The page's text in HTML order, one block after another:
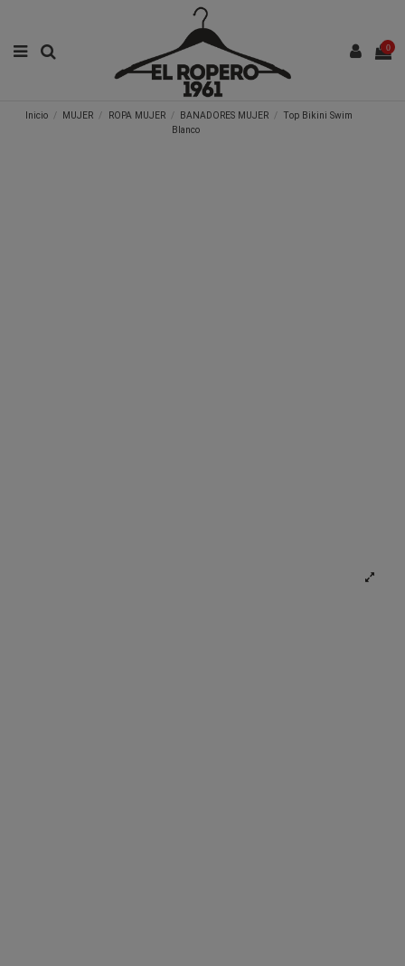
0
Inicio MUJER ROPA MUJER BANADORES MUJER
Top Bikini Swim
Blanco